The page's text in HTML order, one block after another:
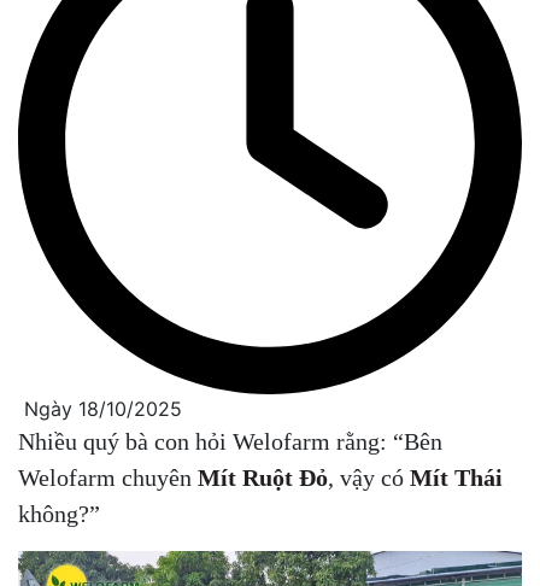
Ngày 18/10/2025
Nhiều quý bà con hỏi Welofarm rằng: “Bên
Welofarm chuyên Mít Ruột Đỏ, vậy có Mít Thái
không?”